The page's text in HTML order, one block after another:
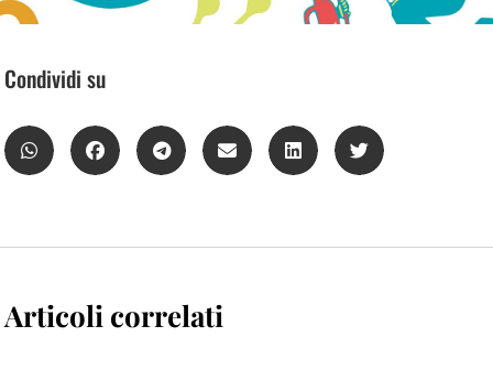
Condividi su
Articoli correlati